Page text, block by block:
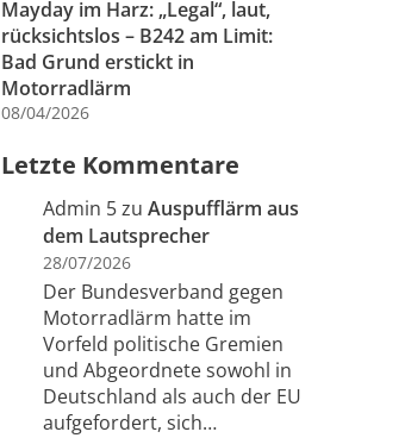
Mayday im Harz: „Legal“, laut,
rücksichtslos – B242 am Limit:
Bad Grund erstickt in
Motorradlärm
08/04/2026
Letzte Kommentare
Admin 5zu Auspufflärm aus
dem Lautsprecher
28/07/2026
Der Bundesverband gegen
Motorradlärm hatte im
Vorfeld politische Gremien
und Abgeordnete sowohl in
Deutschland als auch der EU
aufgefordert, sich…